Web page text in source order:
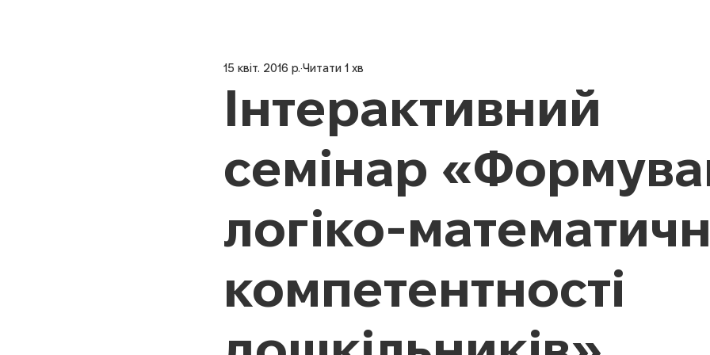
Інтерактивний
семінар
логіко-
компетентності
15 квіт. 2016 р. Читати 1 хв